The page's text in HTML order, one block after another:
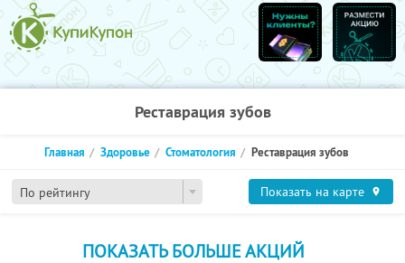
Реставрация зубов
По рейтингу
Главная Здоровье Стоматология Реставрация зубов
Показать на карте
ПОКАЗАТЬ БОЛЬШЕ АКЦИЙ